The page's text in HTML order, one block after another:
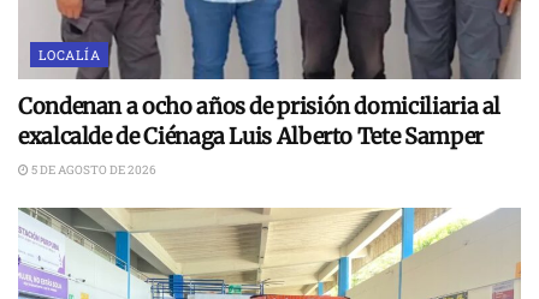
LOCALÍA
Condenan a ocho años de prisión domiciliaria al
exalcalde de Ciénaga Luis Alberto Tete Samper
5 DE AGOSTO DE 2026